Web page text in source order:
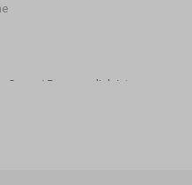
Gummi Bears, polish intro